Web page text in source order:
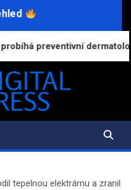
dermatologická prohlídka
tepelnou elektrárnu a zranil